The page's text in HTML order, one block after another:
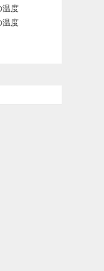
温度
温度